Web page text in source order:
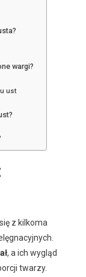
wargi?
ust
z kilkoma
, a ich wygląd
twarzy.